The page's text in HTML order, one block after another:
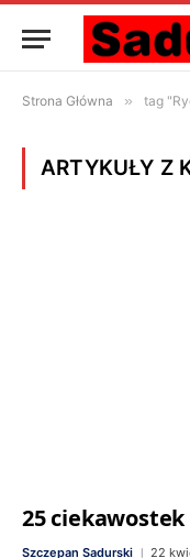
Strona Główna » tag
ARTYKUŁY Z
25
Szczepan Sadurski 22